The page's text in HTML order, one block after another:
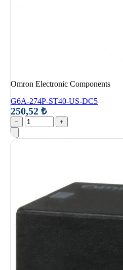
Omron Electronic Components
G6A-274P-ST40-US-DC5
250,52 ₺
− +